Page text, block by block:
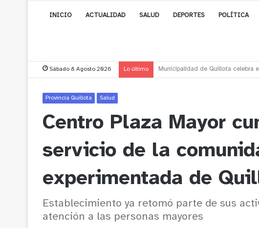
INICIO ACTUALIDAD SALUD DEPORTES POLÍTICA
Sábado 8 Agosto 2026 Lo último Municipalidad de Nogales impulsa
Provincia Quillota Salud
Centro Plaza Mayor
servicio de la
experimentada de
Establecimiento ya retomó parte de sus
atención a las personas mayores